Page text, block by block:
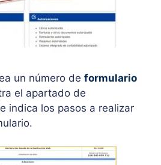
un número de formulario
el apartado de
indica los pasos a realizar